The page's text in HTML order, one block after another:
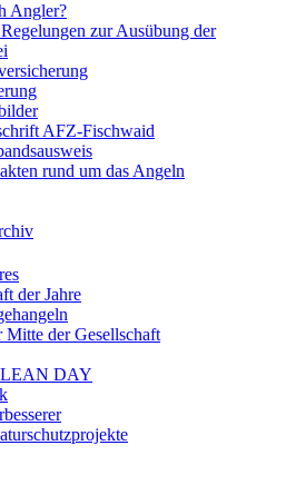
Angler?
zur Ausübung der
AFZ-Fischwaid
rund um das Angeln
der Jahre
Mitte der Gesellschaft
DAY